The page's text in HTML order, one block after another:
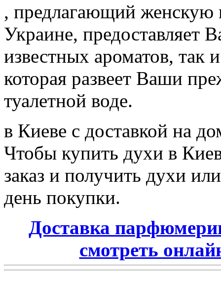
, предлагающий
Украине, предоставляет
известных ароматов,
которая развеет Ваши
туалетной воде.
в Киеве с доставкой на
Чтобы купить духи в
заказ и получить духи
день покупки.
Доставка
смотреть